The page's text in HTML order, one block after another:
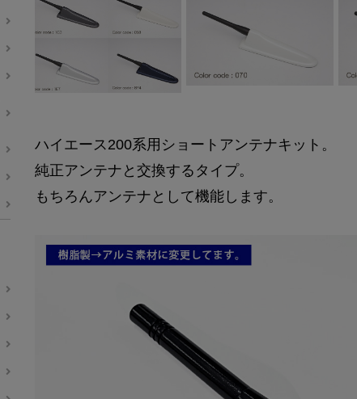
ハイエース200系用ショートアンテナキット。
純正アンテナと交換するタイプ。
もちろんアンテナとして機能します。